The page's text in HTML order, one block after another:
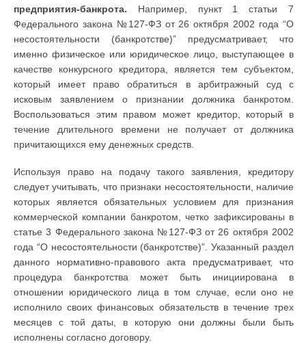
предприятия-банкрота. Например, пункт 1 статьи 7
Федерального закона №127-ФЗ от 26 октября 2002 года “О
несостоятельности (банкротстве)” предусматривает, что
именно физическое или юридическое лицо, выступающее в
качестве конкурсного кредитора, является тем субъектом,
который имеет право обратиться в арбитражный суд с
исковым заявлением о признании должника банкротом.
Воспользоваться этим правом может кредитор, который в
течение длительного времени не получает от должника
причитающихся ему денежных средств.
Используя право на подачу такого заявления, кредитору
следует учитывать, что признаки несостоятельности, наличие
которых является обязательных условием для признания
коммерческой компании банкротом, четко зафиксированы в
статье 3 Федерального закона №127-ФЗ от 26 октября 2002
года “О несостоятельности (банкротстве)”. Указанный раздел
данного нормативно-правового акта предусматривает, что
процедура банкротства может быть инициирована в
отношении юридического лица в том случае, если оно не
исполнило своих финансовых обязательств в течение трех
месяцев с той даты, в которую они должны были быть
исполнены согласно договору.